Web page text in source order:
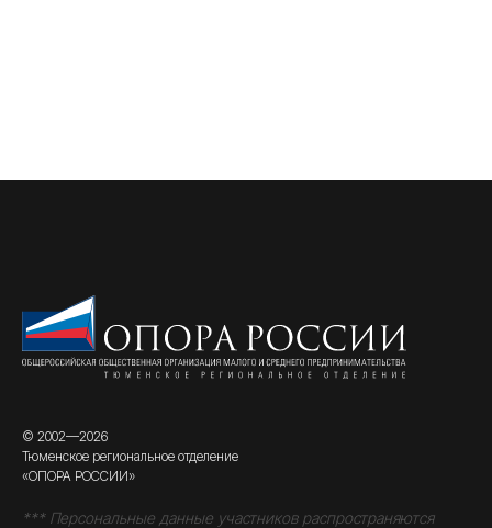
© 2002—2026
Тюменское региональное отделение
«ОПОРА РОССИИ»
*** Персональные данные участников распространяются